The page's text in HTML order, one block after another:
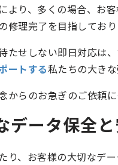
より、多くの場合、お
修理完了を目指しており
たせしない即日対応は
ートする私たちの大きな
からのお急ぎのご依頼に
データ保全
り、お客様の大切なデ